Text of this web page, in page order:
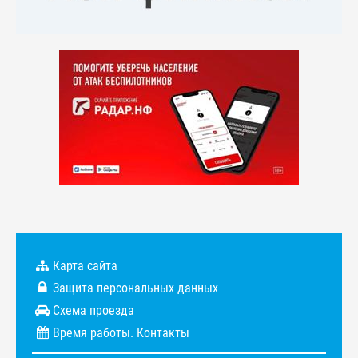
Карта сайта
Защита персональных данных
Схема проезда
Время работы. Контакты